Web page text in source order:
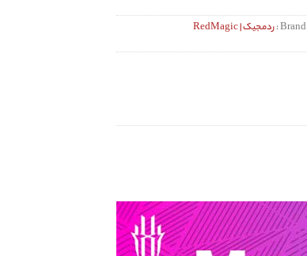
Brand : ردمجیک | RedMagic